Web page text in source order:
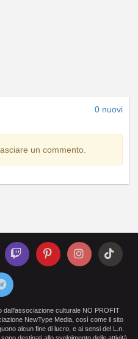
0 nuovi
un commento.
dall'associazione culturale NO PROFIT
NewType Media, così come il sito
alcun fine di lucro, e ai sensi del L.n.
destinati allo svolgimento delle attività